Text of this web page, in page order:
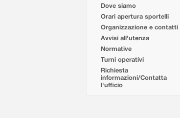
Dove siamo
Orari apertura sportelli
Organizzazione e contatti
Avvisi all'utenza
Normative
Turni operativi
Richiesta
informazioni/Contatta
l'ufficio